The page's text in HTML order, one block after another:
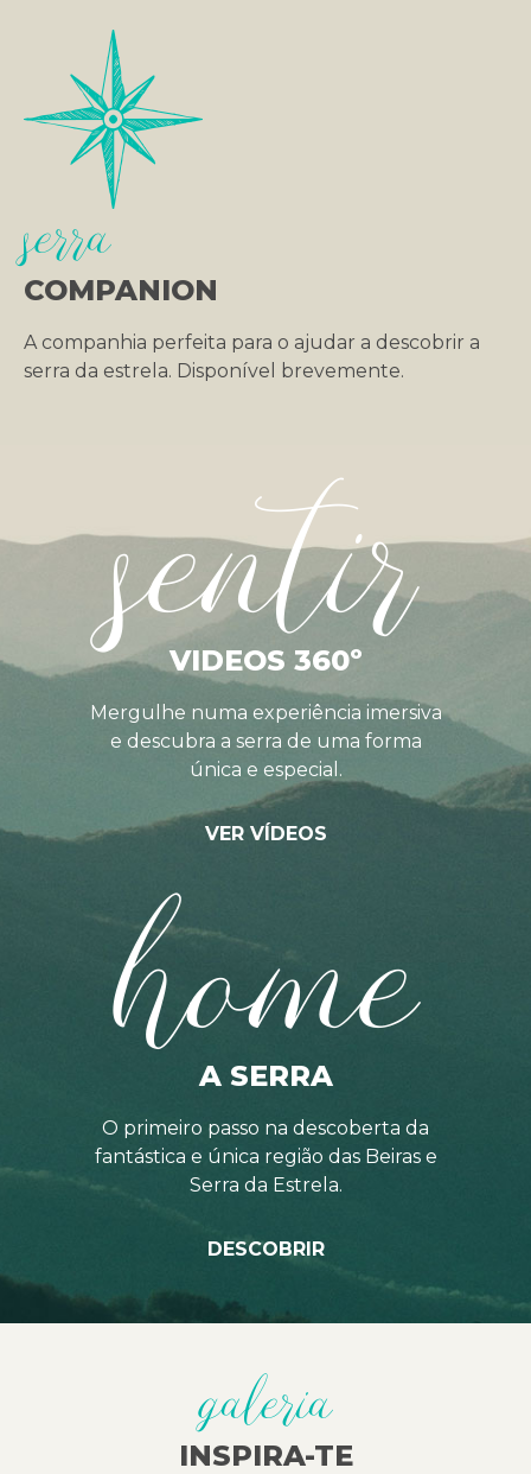
serra
COMPANION
A companhia perfeita para o ajudar a descobrir a
serra da estrela. Disponível brevemente.
sentir
VIDEOS 360º
Mergulhe numa experiência imersiva
e descubra a serra de uma forma
única e especial.
VER VÍDEOS
home
A SERRA
O primeiro passo na descoberta da
fantástica e única região das Beiras e
Serra da Estrela.
DESCOBRIR
galeria
INSPIRA-TE